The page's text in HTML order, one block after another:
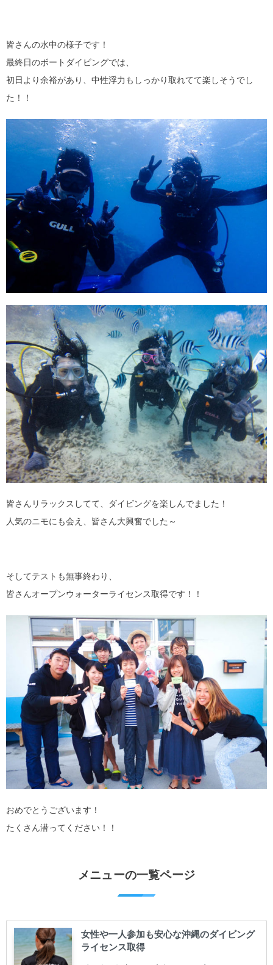
皆さんの水中の様子です！
最終日のボートダイビングでは、
初日より余裕があり、中性浮力もしっかり取れてて楽しそうでし
た！！
皆さんリラックスしてて、ダイビングを楽しんでました！
人気のニモにも会え、皆さん大興奮でした～
そしてテストも無事終わり、
皆さんオープンウォーターライセンス取得です！！
おめでとうございます！
たくさん潜ってください！！
メニューの一覧ページ
女性や一人参加も安心な沖縄のダイビング
ライセンス取得